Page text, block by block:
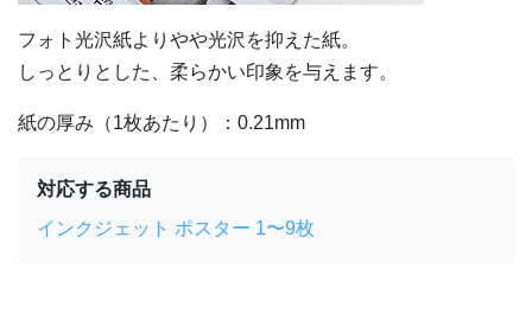
フォト光沢紙よりやや光沢を抑えた紙。
しっとりとした、柔らかい印象を与えます。
紙の厚み（1枚あたり）：0.21mm
対応する商品
インクジェット ポスター 1〜9枚